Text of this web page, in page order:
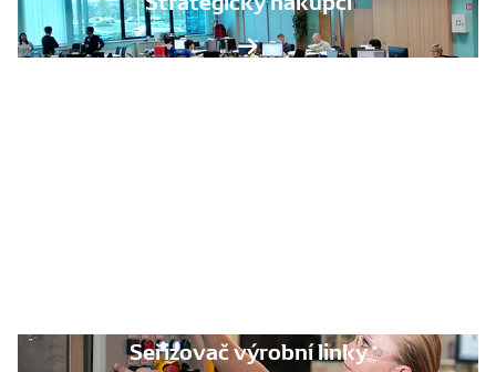
Seřizovač výrobní linky